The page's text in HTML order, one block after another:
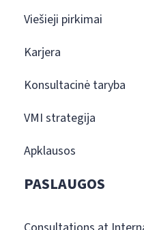
Viešieji pirkimai
Karjera
Konsultacinė taryba
VMI strategija
Apklausos
PASLAUGOS